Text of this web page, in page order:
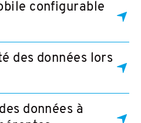
configurable
des données lors
données à